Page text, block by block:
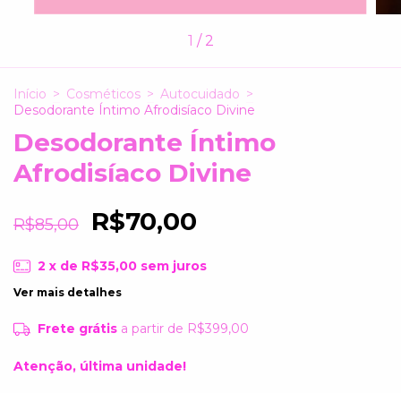
1 / 2
Início > Cosméticos > Autocuidado >
Desodorante Íntimo Afrodisíaco Divine
Desodorante Íntimo
Afrodisíaco Divine
R$85,00 R$70,00
2 x de R$35,00 sem juros
Ver mais detalhes
Frete grátis a partir de R$399,00
Atenção, última unidade!